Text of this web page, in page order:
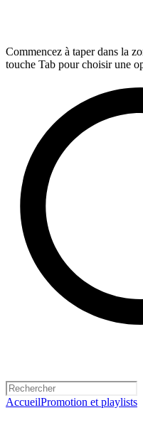
Commencez à taper dans la
touche Tab pour choisir une
AccueilPromotion et playlists